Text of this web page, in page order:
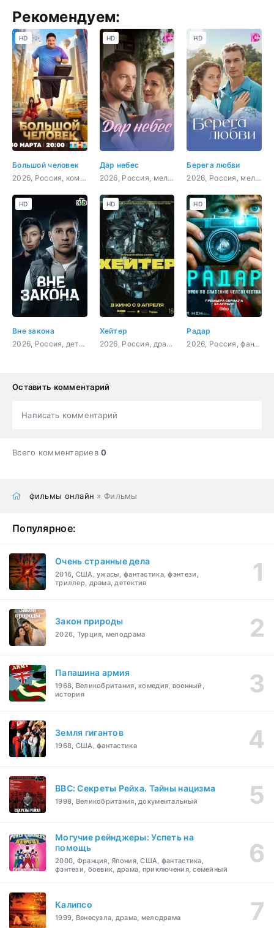
Рекомендуем:
Большой человек
2026, Россия, комедия
HD
Дар небес
2026, Россия, мелодрама
HD
Берега любви
2026, Россия, мелодрама
HD
Вне закона
2026, Россия, детектив, боевик, криминал, драма
HD
Хейтер
2026, Россия, драма, мелодрама
HD
Радар
2026, Россия, фантастика, приключения, триллер
HD
Оставить комментарий
Написать комментарий
Всего комментариев0
фильмы онлайн » Фильмы
Популярное:
Очень странные дела
2016, США, ужасы, фантастика, фэнтези,
триллер, драма, детектив
Закон природы
2026, Турция, мелодрама
Папашина армия
1968, Великобритания, комедия, военный,
история
Земля гигантов
1968, США, фантастика
BBC: Секреты Рейха. Тайны нацизма
1998, Великобритания, документальный
Могучие рейнджеры: Успеть на
помощь
2000, Франция, Япония, США, фантастика,
фэнтези, боевик, драма, приключения, семейный
Калипсо
1999, Венесуэла, драма, мелодрама